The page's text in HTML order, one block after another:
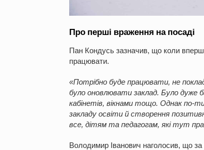
Про перші враження на посаді
Пан Кондусь зазначив, що коли
працювати.
«Потрібно буде працювати, не
було оновлювати заклад. Було дуже
кабінетів, вікнами тощо. Однак по-
закладу освіти й створення
все, дітям та педагогам, які тут
Володимир Іванович наголосив, що за